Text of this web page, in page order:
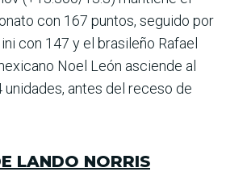
con 167 puntos, seguido por
con 147 y el brasileño Rafael
Noel León asciende al
antes del receso de
LANDO NORRIS